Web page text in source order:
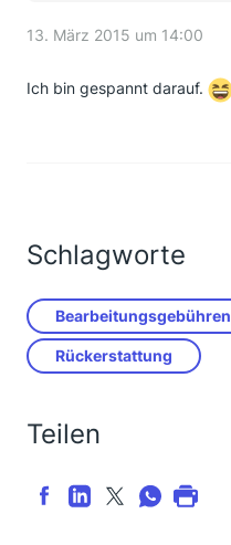
13. März 2015 um 14:00
Ich bin gespannt darauf.
Schlagworte
Bearbeitungsgebühren
Rückerstattung
Teilen